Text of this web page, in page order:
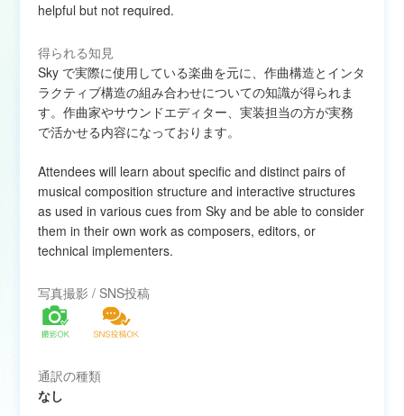
helpful but not required.
得られる知見
Sky で実際に使用している楽曲を元に、作曲構造とインタ
ラクティブ構造の組み合わせについての知識が得られま
す。作曲家やサウンドエディター、実装担当の方が実務
で活かせる内容になっております。
Attendees will learn about specific and distinct pairs of
musical composition structure and interactive structures
as used in various cues from Sky and be able to consider
them in their own work as composers, editors, or
technical implementers.
写真撮影 / SNS投稿
通訳の種類
なし